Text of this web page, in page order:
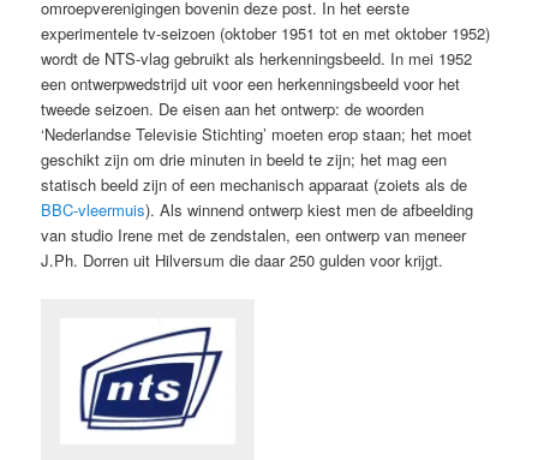
omroepverenigingen bovenin deze post. In het eerste
experimentele tv-seizoen (oktober 1951 tot en met oktober 1952)
wordt de NTS-vlag gebruikt als herkenningsbeeld. In mei 1952
een ontwerpwedstrijd uit voor een herkenningsbeeld voor het
tweede seizoen. De eisen aan het ontwerp: de woorden
‘Nederlandse Televisie Stichting’ moeten erop staan; het moet
geschikt zijn om drie minuten in beeld te zijn; het mag een
statisch beeld zijn of een mechanisch apparaat (zoiets als de
BBC-vleermuis). Als winnend ontwerp kiest men de afbeelding
van studio Irene met de zendstalen, een ontwerp van meneer
J.Ph. Dorren uit Hilversum die daar 250 gulden voor krijgt.